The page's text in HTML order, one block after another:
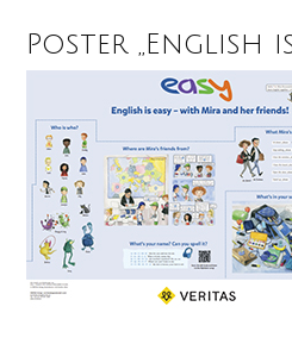
Poster „English is